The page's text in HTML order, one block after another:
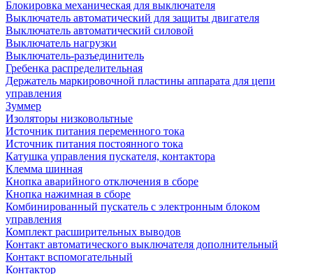
Блокировка механическая для выключателя
Выключатель автоматический для защиты двигателя
Выключатель автоматический силовой
Выключатель нагрузки
Выключатель-разъединитель
Гребенка распределительная
Держатель маркировочной пластины аппарата для цепи
управления
Зуммер
Изоляторы низковольтные
Источник питания переменного тока
Источник питания постоянного тока
Катушка управления пускателя, контактора
Клемма шинная
Кнопка аварийного отключения в сборе
Кнопка нажимная в сборе
Комбинированный пускатель с электронным блоком
управления
Комплект расширительных выводов
Контакт автоматического выключателя дополнительный
Контакт вспомогательный
Контактор